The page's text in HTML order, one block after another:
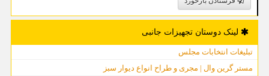
لینک دوستان تجهیزات جانبی
تبلیغات انتخابات مجلس
مستر گرین وال | مجری و طراح انواع دیوار سبز